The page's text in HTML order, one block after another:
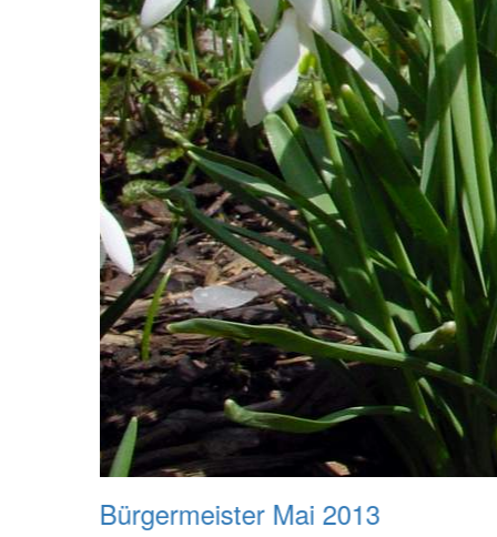
Bürgermeister Mai 2013